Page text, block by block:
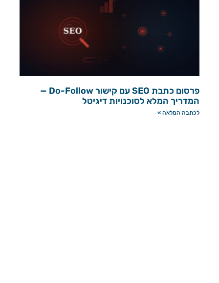
פרסום כתבת SEO עם קישור Do-Follow —
המדריך המלא לסוכנויות דיגיטל
לכתבה המלאה »